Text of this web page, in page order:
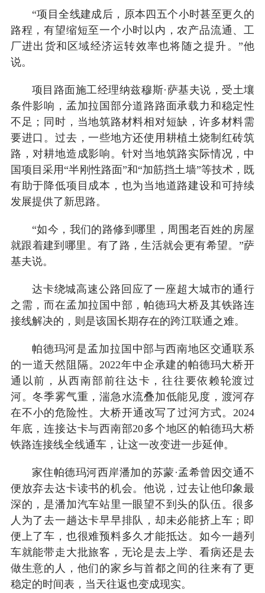
“项目全线建成后，原本四五个小时甚至更久的
路程，有望缩短至一个小时以内，农产品流通、工
厂进出货和区域经济运转效率也将随之提升。”他
说。
项目路面施工经理纳兹穆斯·萨基夫说，受土壤
条件影响，孟加拉国部分道路路面承载力和稳定性
不足；同时，当地筑路材料相对短缺，许多材料需
要进口。过去，一些地方还使用耕植土烧制红砖筑
路，对耕地造成影响。针对当地筑路实际情况，中
国项目采用“半刚性路面”和“加筋挡土墙”等技术，既
有助于降低项目成本，也为当地道路建设和可持续
发展提供了新思路。
“如今，我们的路修到哪里，周围老百姓的房屋
就跟着建到哪里。有了路，生活就会更有希望。”萨
基夫说。
达卡绕城高速公路回应了一座超大城市的通行
之需，而在孟加拉国中部，帕德玛大桥及其铁路连
接线解决的，则是该国长期存在的跨江联通之难。
帕德玛河是孟加拉国中部与西南地区交通联系
的一道天然阻隔。2022年中企承建的帕德玛大桥开
通以前，从西南部前往达卡，往往要依赖轮渡过
河。冬季雾气重，湍急水流叠加低能见度，渡河存
在不小的危险性。大桥开通改写了过河方式。2024
年底，连接达卡与西南部20多个地区的帕德玛大桥
铁路连接线全线通车，让这一改变进一步延伸。
家住帕德玛河西岸潘加的苏蒙·孟希曾因交通不
便放弃去达卡读书的机会。他说，过去让他印象最
深的，是潘加汽车站里一眼望不到头的队伍。很多
人为了去一趟达卡早早排队，却未必能挤上车；即
便上了车，也很难预料多久才能抵达。如今一趟列
车就能带走大批旅客，无论是去上学、看病还是去
做生意的人，他们的家乡与首都之间的往来有了更
稳定的时间表，当天往返也变成现实。